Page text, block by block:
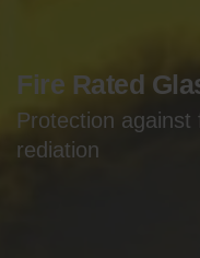
Fire Rated
Protection
rediation